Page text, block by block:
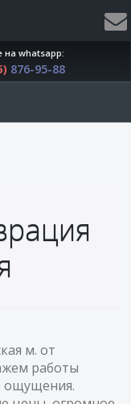
на whatsapp:
876-95-88
м. от
работы
ощущения.